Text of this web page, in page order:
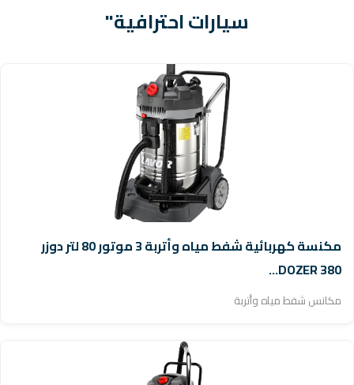
سيارات احترافية"
مكنسة كهربائية شفط مياه وأتربة 3 موتور 80 لتر دوزر
DOZER 380...
مكانس شفط مياه وأتربة